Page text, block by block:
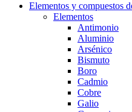
Elementos y compuestos
Elementos
Antimonio
Aluminio
Arsénico
Bismuto
Boro
Cadmio
Cobre
Galio